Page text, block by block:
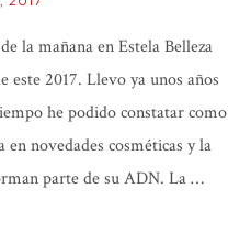
la mañana en Estela Belleza
este 2017. Llevo ya unos años
he podido constatar como
novedades cosméticas y la
parte de su ADN. La …